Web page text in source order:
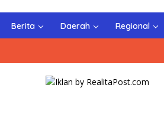
Berita Daerah Regional